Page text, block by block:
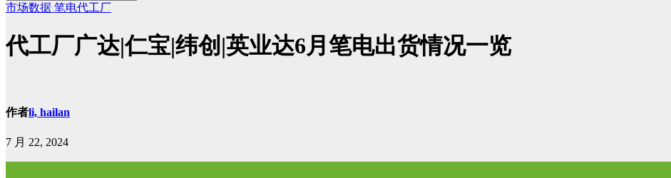
市场数据 笔电代工厂
代工厂广达|仁宝|纬创|英业达6月笔电出货情况一览
作者li, hailan
7 月 22, 2024